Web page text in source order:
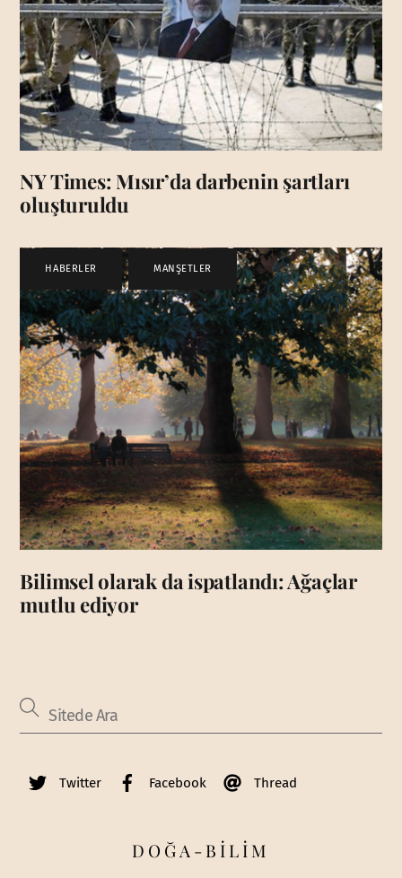
NY Times: Mısır’da darbenin şartları
oluşturuldu
HABERLER , MANŞETLER
Bilimsel olarak da ispatlandı: Ağaçlar
mutlu ediyor
Twitter Facebook Thread
DOĞA-BİLİM